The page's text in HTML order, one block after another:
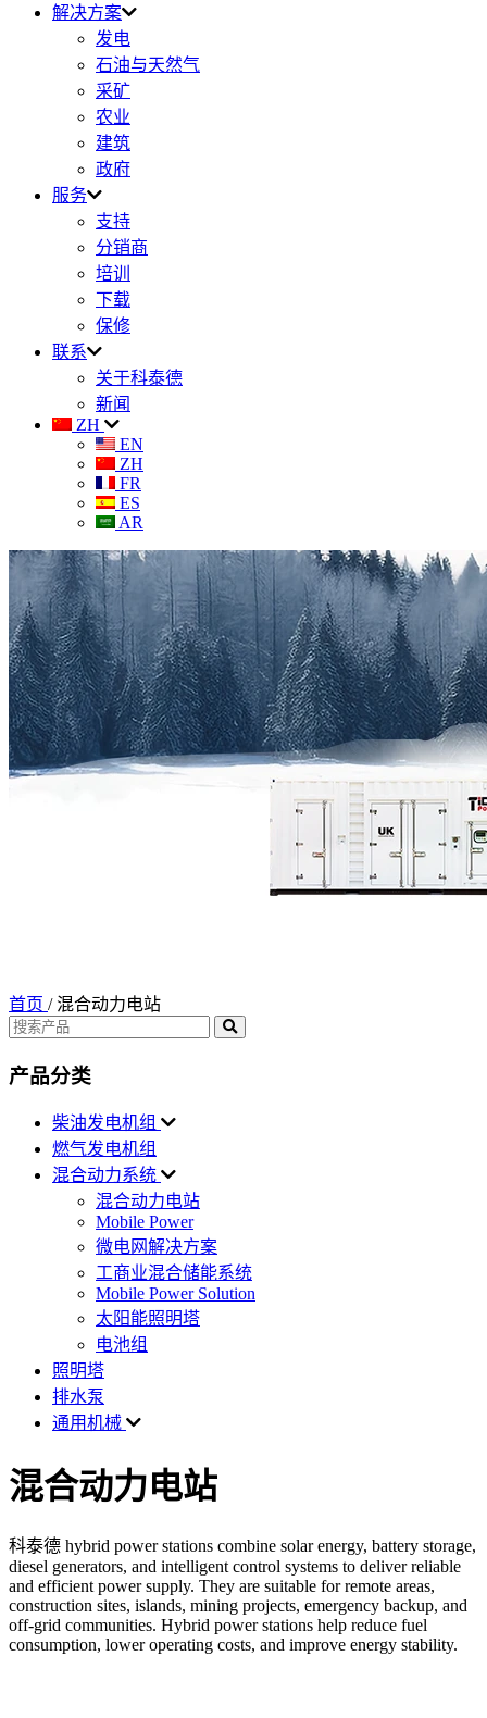
解决方案
发电
石油与天然气
采矿
农业
建筑
政府
服务
支持
分销商
培训
下载
保修
联系
关于科泰德
新闻
ZH
EN
ZH
FR
ES
AR
首页 / 混合动力电站
产品分类
柴油发电机组
燃气发电机组
混合动力系统
混合动力电站
Mobile Power
微电网解决方案
工商业混合储能系统
Mobile Power Solution
太阳能照明塔
电池组
照明塔
排水泵
通用机械
混合动力电站
科泰德 hybrid power stations combine solar energy, battery storage,
diesel generators, and intelligent control systems to deliver reliable
and efficient power supply. They are suitable for remote areas,
construction sites, islands, mining projects, emergency backup, and
off-grid communities. Hybrid power stations help reduce fuel
consumption, lower operating costs, and improve energy stability.